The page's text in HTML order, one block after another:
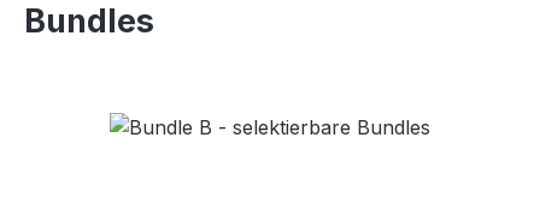
Bundles
Bildergalerie überspringen